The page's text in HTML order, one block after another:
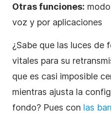
Otras funciones:
voz y por aplicaciones
¿Sabe que las luces de
vitales para su
que es casi imposible
mientras ajusta la
fondo? Pues con las